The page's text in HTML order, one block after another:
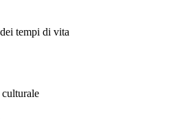
tempi di vita
culturale